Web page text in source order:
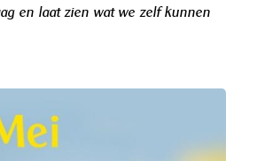
en laat zien wat we zelf kunnen